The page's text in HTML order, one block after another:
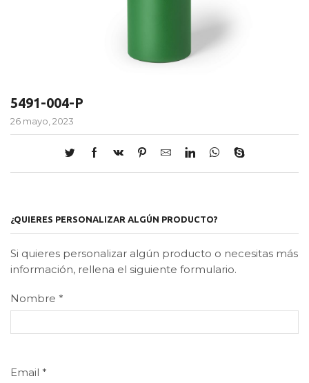
5491-004-P
26 mayo, 2023
¿QUIERES PERSONALIZAR ALGÚN PRODUCTO?
Si quieres personalizar algún producto o necesitas más
información, rellena el siguiente formulario.
Nombre *
Email *